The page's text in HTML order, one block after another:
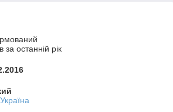
за останній рік